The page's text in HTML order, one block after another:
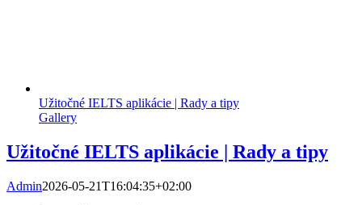
Užitočné IELTS aplikácie | Rady a tipy
Gallery
Užitočné IELTS aplikácie | Rady a tipy
Admin2026-05-21T16:04:35+02:00